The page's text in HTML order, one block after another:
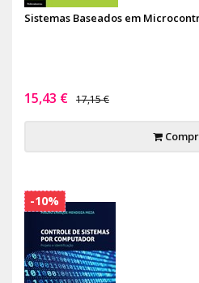
Sistemas Baseados em
15,43 € 17,15 €
-10%